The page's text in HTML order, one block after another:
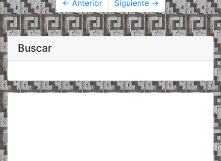
← Anterior Siguiente →
Buscar